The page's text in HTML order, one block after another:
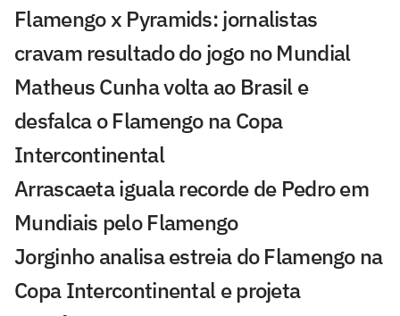
Flamengo x Pyramids: jornalistas
cravam resultado do jogo no Mundial
Matheus Cunha volta ao Brasil e
desfalca o Flamengo na Copa
Intercontinental
Arrascaeta iguala recorde de Pedro em
Mundiais pelo Flamengo
Jorginho analisa estreia do Flamengo na
Copa Intercontinental e projeta